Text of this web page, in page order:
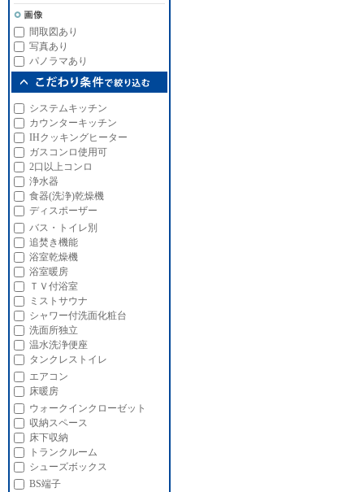
間取図あり
写真あり
パノラマあり
システムキッチン
カウンターキッチン
IHクッキングヒーター
ガスコンロ使用可
2口以上コンロ
浄水器
食器(洗浄)乾燥機
ディスポーザー
バス・トイレ別
追焚き機能
浴室乾燥機
浴室暖房
ＴＶ付浴室
ミストサウナ
シャワー付洗面化粧台
洗面所独立
温水洗浄便座
タンクレストイレ
エアコン
床暖房
ウォークインクローゼット
収納スペース
床下収納
トランクルーム
シューズボックス
BS端子